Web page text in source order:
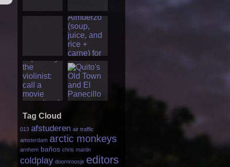
Tag Cloud
013 afstuderen air traffic
amsterdam arctic monkeys
arnhem baños chris martin
coldplay doornroosje editors